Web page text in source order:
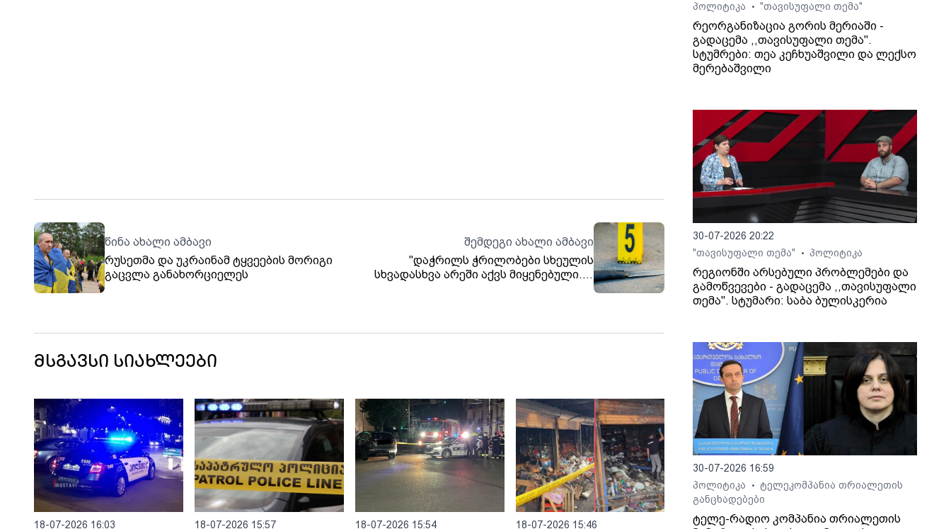
წინა ახალი ამბავი
რუსეთმა და უკრაინამ ტყვეების მორიგი
გაცვლა განახორციელეს
შემდეგი ახალი ამბავი
"დაჭრილს ჭრილობები სხეულის
სხვადასხვა არეში აქვს მიყენებული." -
ქუთაისში მეზობელმა მეზობელი დაჭრა
მსგავსი სიახლეები
18-07-2026 16:03
18-07-2026 15:57
18-07-2026 15:54
18-07-2026 15:46
პოლიტიკა
• "თავისუფალი თემა"
რეორგანიზაცია გორის მერიაში -
გადაცემა ,,თავისუფალი თემა".
სტუმრები: თეა კეჩხუაშვილი და ლექსო
მერებაშვილი
30-07-2026 20:22
"თავისუფალი თემა"
• პოლიტიკა
რეგიონში არსებული პრობლემები და
გამოწვევები - გადაცემა ,,თავისუფალი
თემა". სტუმარი: საბა ბულისკერია
30-07-2026 16:59
პოლიტიკა
•
ტელეკომპანია თრიალეთის
განცხადებები
ტელე-რადიო კომპანია თრიალეთის